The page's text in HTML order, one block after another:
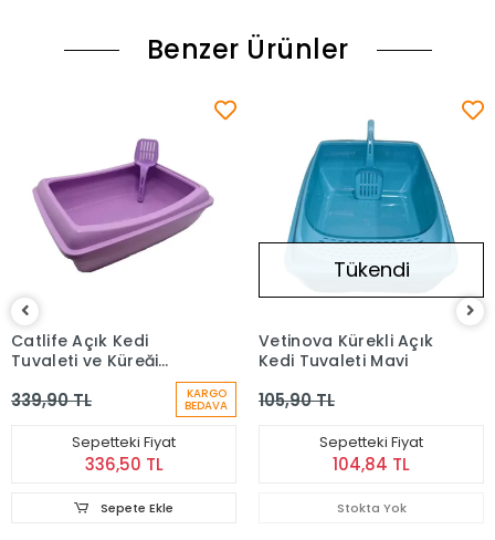
Benzer Ürünler
Catlife Açık Kedi
Tuvaleti ve Küreği
339,90 TL KARGO
BEDAVA
Sepetteki Fiyat
336,50 TL
Sepete Ekle
Tükendi
Vetinova Kürekli Açık
Kedi Tuvaleti Mavi
105,90 TL
Sepetteki Fiyat
104,84 TL
Stokta Yok